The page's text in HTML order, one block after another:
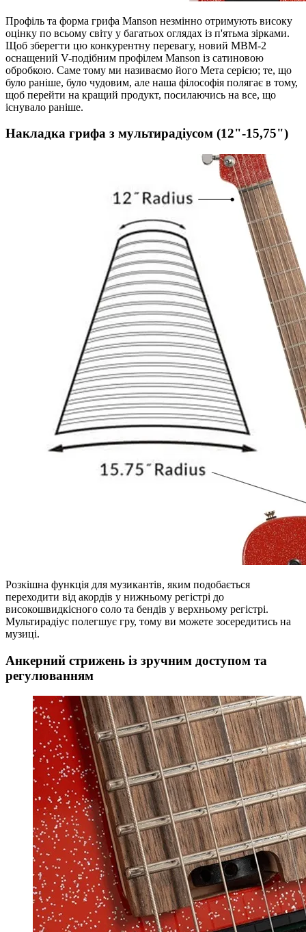
Профіль та форма грифа Manson незмінно отримують високу
оцінку по всьому світу у багатьох оглядах із п'ятьма зірками.
Щоб зберегти цю конкурентну перевагу, новий MBM-2
оснащений V-подібним профілем Manson із сатиновою
обробкою. Саме тому ми називаємо його Мета серією; те, що
було раніше, було чудовим, але наша філософія полягає в тому,
щоб перейти на кращий продукт, посилаючись на все, що
існувало раніше.
Накладка грифа з мультирадіусом (12"-15,75")
Розкішна функція для музикантів, яким подобається
переходити від акордів у нижньому регістрі до
високошвидкісного соло та бендів у верхньому регістрі.
Мультирадіус полегшує гру, тому ви можете зосередитись на
музиці.
Анкерний стрижень із зручним доступом та
регулюванням